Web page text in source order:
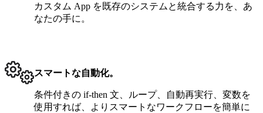
カスタム App を既存のシステムと統合する力を、あ
なたの手に。
スマートな自動化。
条件付きの if-then 文、ループ、自動再実行、変数を
使用すれば、よりスマートなワークフローを簡単に